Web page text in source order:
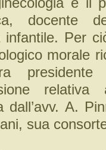
docente
infantile. Per
morale
presidente
relativa
dall’avv. A.
sua